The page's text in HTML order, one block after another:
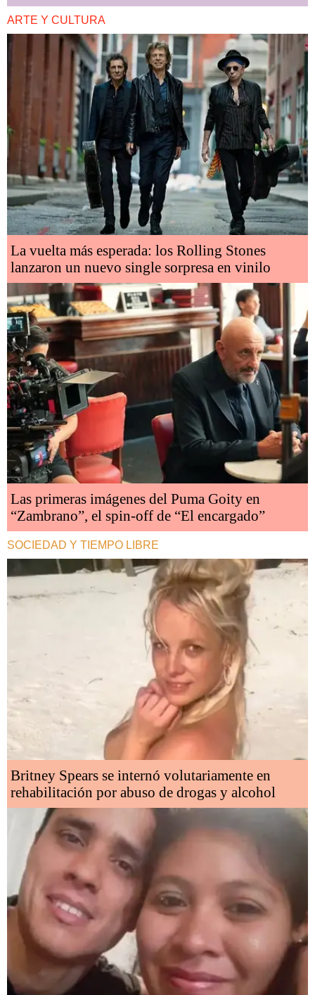
ARTE Y CULTURA
La vuelta más esperada: los Rolling Stones
lanzaron un nuevo single sorpresa en vinilo
Las primeras imágenes del Puma Goity en
“Zambrano”, el spin-off de “El encargado”
SOCIEDAD Y TIEMPO LIBRE
Britney Spears se internó volutariamente en
rehabilitación por abuso de drogas y alcohol